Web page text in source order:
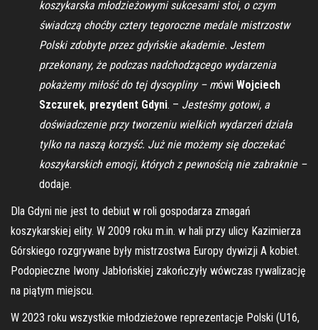
koszykarska młodzieżowymi sukcesami stoi, o czym
świadczą choćby cztery tegoroczne medale mistrzostw
Polski zdobyte przez gdyńskie akademie. Jestem
przekonany, że podczas nadchodzącego wydarzenia
pokażemy miłość do tej dyscypliny – mówi Wojciech
Szczurek, prezydent Gdyni. – Jesteśmy gotowi, a
doświadczenie przy tworzeniu wielkich wydarzeń działa
tylko na naszą korzyść. Już nie możemy się doczekać
koszykarskich emocji, których z pewnością nie zabraknie –
dodaje.
Dla Gdyni nie jest to debiut w roli gospodarza zmagań
koszykarskiej elity. W 2009 roku m.in. w hali przy ulicy Kazimierza
Górskiego rozgrywane były mistrzostwa Europy dywizji A kobiet.
Podopieczne Iwony Jabłońskiej zakończyły wówczas rywalizację
na piątym miejscu.
W 2023 roku wszystkie młodzieżowe reprezentacje Polski (U16,